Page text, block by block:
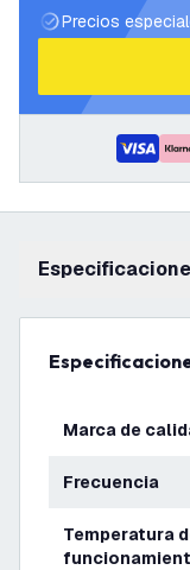
Precios
Marca de
Frecuencia
Temperatura de